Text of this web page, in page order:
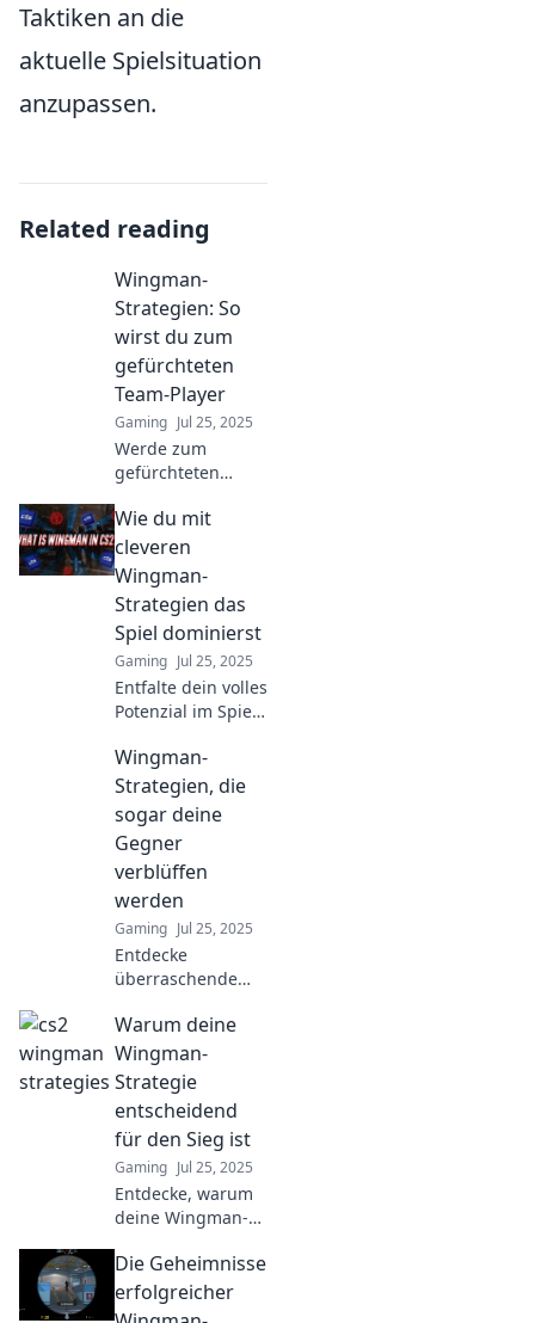
Taktiken an die
aktuelle Spielsituation
anzupassen.
Related reading
Wingman-
Strategien: So
wirst du zum
gefürchteten
Team-Player
Gaming Jul 25, 2025
Werde zum
gefürchteten
unseren
Wingman-
Strategien!
Entdecke die
Geheimnisse
erfolgreicher
Zusammenarbeit
und hebe dein
Spiel auf das
Wie du mit
cleveren
Wingman-
Strategien das
Spiel dominierst
Gaming Jul 25, 2025
Entfalte dein volles
Potenzial im Spiel!
besten Wingman-
Strategien, um
jeden Moment zu
dominieren und
erfolgreich zu
sein.
Wingman-
Strategien, die
sogar deine
Gegner
verblüffen
werden
Gaming Jul 25, 2025
Entdecke
überraschende
Strategien, die
selbst deine
härtesten Gegner
aus dem
Gleichgewicht
bringen! Klicke
jetzt für die besten
Tipps!
Warum deine
Wingman-
Strategie
entscheidend
für den Sieg ist
Gaming Jul 25, 2025
Entdecke, warum
deine Wingman-
Schlüssel zum
Erfolg ist! Lerne,
wie du im Team
Die Geheimnisse
erfolgreicher